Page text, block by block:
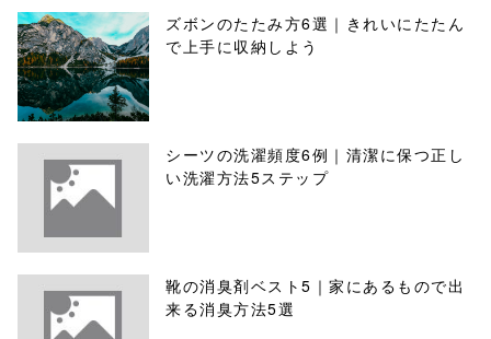
ズボンのたたみ方6選｜きれいにたたん
で上手に収納しよう
シーツの洗濯頻度6例｜清潔に保つ正し
い洗濯方法5ステップ
靴の消臭剤ベスト5｜家にあるもので出
来る消臭方法5選